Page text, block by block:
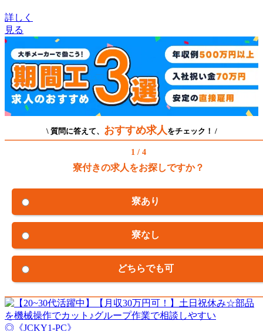
詳しく
見る
\ 質問に答えて、 おすすめ求人 をチェック！ /
1 / 4
寮付きの求人をお探しですか？
寮あり
寮なし
どちらでも可